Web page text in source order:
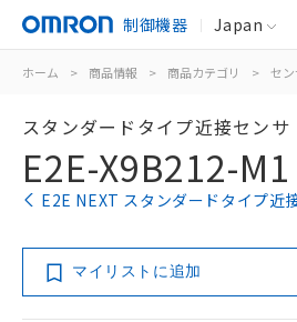
制御機器 Japan
ホーム > 商品情報 > 商品カテゴリ > セン
スタンダードタイプ近接センサ
E2E-X9B212-M1
E2E NEXT スタンダードタイプ近
マイリストに追加